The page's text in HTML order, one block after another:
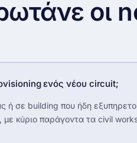
οι
ενός νέου circuit;
ή σε building που ήδη
κύριο παράγοντα τα civil works